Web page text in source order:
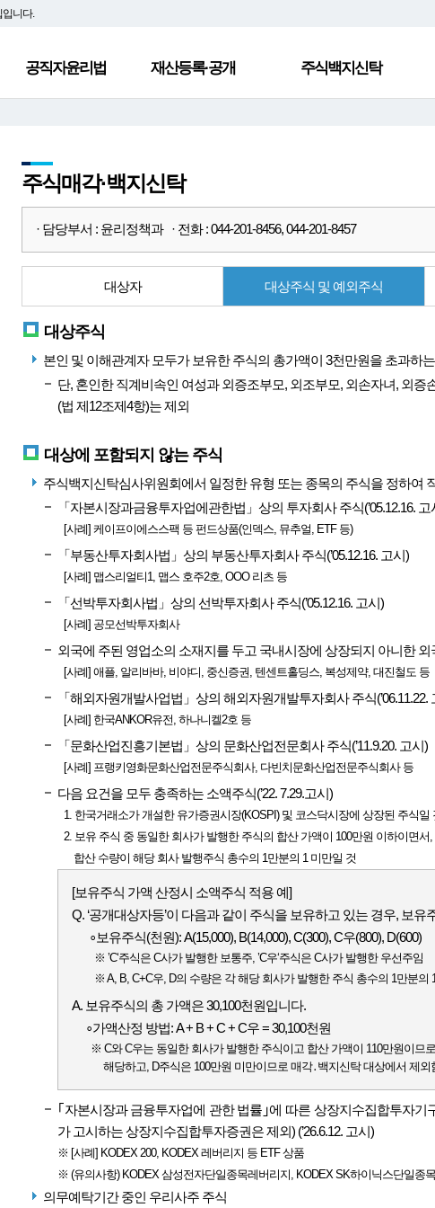
입니다.
공직자윤리법 재산등록·공개 주식백지신탁
주식매각·백지신탁
· 담당부서 : 윤리정책과 · 전화 : 044-201-8456, 044-201-8457
대상자 대상주식 및 예외주식
대상주식
본인 및 이해관계자 모두가 보유한 주식의 총가액이 3천만원을 초과하
단, 혼인한 직계비속인 여성과 외증조부모, 외조부모, 외손자녀, 외증
(법 제12조제4항)는 제외
대상에 포함되지 않는 주식
주식백지신탁심사위원회에서 일정한 유형 또는 종목의 주식을 정하여
「자본시장과금융투자업에관한법」상의 투자회사 주식(’05.12.16. 고
[사례] 케이프이에스스팩 등 펀드상품(인덱스, 뮤추얼, ETF 등)
「부동산투자회사법」상의 부동산투자회사 주식(’05.12.16. 고시)
[사례] 맵스리얼티1, 맵스 호주2호, OOO 리츠 등
「선박투자회사법」상의 선박투자회사 주식(’05.12.16. 고시)
[사례] 공모선박투자회사
외국에 주된 영업소의 소재지를 두고 국내시장에 상장되지 아니한 외
[사례] 애플, 알리바바, 비야디, 중신증권, 텐센트홀딩스, 복성제약, 대진철도 등
「해외자원개발사업법」상의 해외자원개발투자회사 주식(’06.11.22.
[사례] 한국ANKOR유전, 하나니켈2호 등
「문화산업진흥기본법」상의 문화산업전문회사 주식(’11.9.20. 고시)
[사례] 프랭키영화문화산업전문주식회사, 다빈치문화산업전문주식회사 등
다음 요건을 모두 충족하는 소액주식(’22. 7.29.고시)
1. 한국거래소가 개설한 유가증권시장(KOSPI) 및 코스닥시장에 상장된 주식일
2. 보유 주식 중 동일한 회사가 발행한 주식의 합산 가액이 100만원 이하이면서,
합산 수량이 해당 회사 발행주식 총수의 1만분의 1 미만일 것
[보유주식 가액 산정시 소액주식 적용 예]
Q. ‘공개대상자등’이 다음과 같이 주식을 보유하고 있는 경우, 보
∘보유주식(천원): A(15,000), B(14,000), C(300), C우(800), D(600)
※ ’C‘주식은 C사가 발행한 보통주, ’C우‘주식은 C사가 발행한 우선주임
※ A, B, C+C우, D의 수량은 각 해당 회사가 발행한 주식 총수의 1만분의
A. 보유주식의 총 가액은 30,100천원입니다.
∘가액산정 방법: A + B + C + C우 = 30,100천원
※ C와 C우는 동일한 회사가 발행한 주식이고 합산 가액이 110만원이므
해당하고, D주식은 100만원 미만이므로 매각․백지신탁 대상에서 제외
｢자본시장과 금융투자업에 관한 법률｣에 따른 상장지수집합투자
가 고시하는 상장지수집합투자증권은 제외) (’26.6.12. 고시)
※ [사례] KODEX 200, KODEX 레버리지 등 ETF 상품
※ (유의사항) KODEX 삼성전자단일종목레버리지, KODEX SK하이닉스단일종
의무예탁기간 중인 우리사주 주식